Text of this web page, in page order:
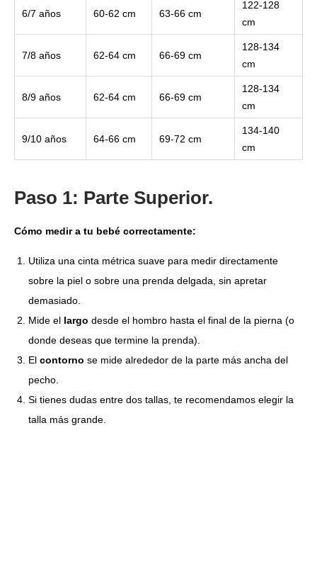
6/7 años 60-62 cm 63-66 cm
122-128
cm
7/8 años 62-64 cm 66-69 cm
128-134
cm
8/9 años 62-64 cm 66-69 cm
128-134
cm
9/10 años 64-66 cm 69-72 cm
134-140
cm
Paso 1: Parte Superior.
Cómo medir a tu bebé correctamente:
Utiliza una cinta métrica suave para medir directamente
sobre la piel o sobre una prenda delgada, sin apretar
demasiado.
Mide el largo desde el hombro hasta el final de la pierna (o
donde deseas que termine la prenda).
El contorno se mide alrededor de la parte más ancha del
pecho.
Si tienes dudas entre dos tallas, te recomendamos elegir la
talla más grande.